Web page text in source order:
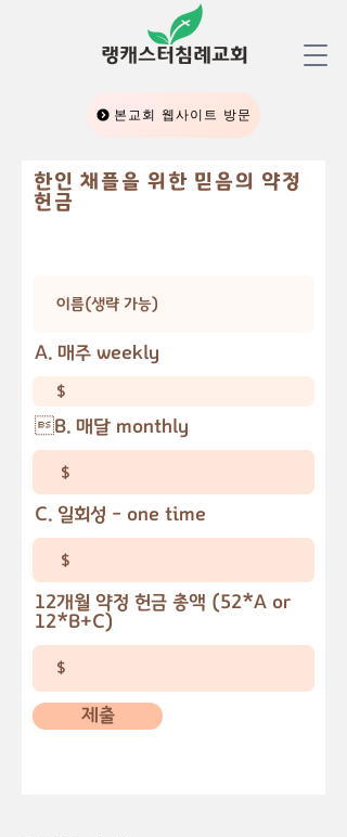
​랭캐스터침례교회
본교회 웹사이트 방문
한인 채플을 위한 믿음의 약정
헌금
A. 매주 weekly
B. 매달 monthly
C. 일회성 - one time
12개월 약정 헌금 총액 (52*A or
12*B+C)
제출